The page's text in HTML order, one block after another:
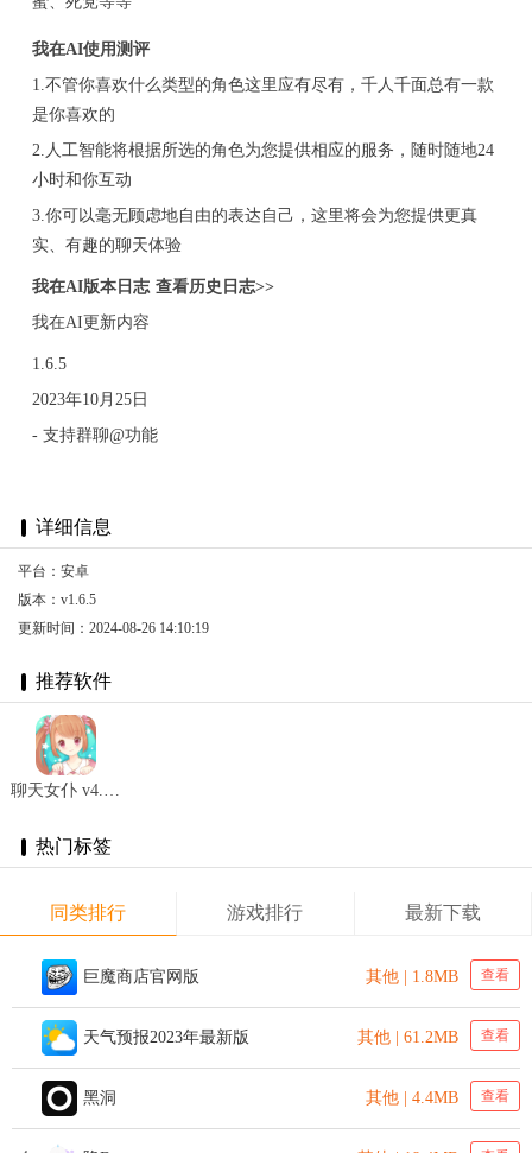
我在AI使用测评
1.不管你喜欢什么类型的角色这里应有尽有，千人千面总有一款
是你喜欢的
2.人工智能将根据所选的角色为您提供相应的服务，随时随地24
小时和你互动
3.你可以毫无顾虑地自由的表达自己，这里将会为您提供更真
实、有趣的聊天体验
我在AI版本日志 查看历史日志>>
我在AI更新内容
1.6.5
2023年10月25日
- 支持群聊@功能
详细信息
平台：安卓
版本：v1.6.5
更新时间：2024-08-26 14:10:19
推荐软件
聊天女仆 v4.16.3
热门标签
同类排行 游戏排行 最新下载
巨魔商店官网版 其他 | 1.8MB 查看
天气预报2023年最新版 其他 | 61.2MB 查看
黑洞 其他 | 4.4MB 查看